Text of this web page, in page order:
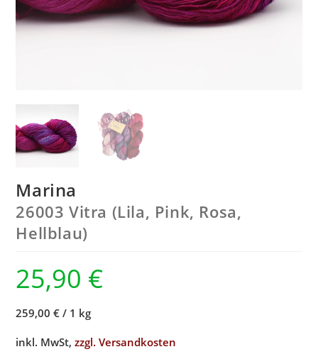
Marina
26003 Vitra (Lila, Pink, Rosa,
Hellblau)
25,90 €
259,00 € / 1 kg
inkl. MwSt,zzgl. Versandkosten